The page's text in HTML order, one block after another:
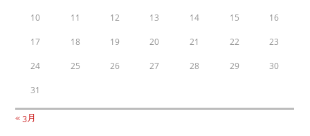
10 11 12 13 14 15 16
17 18 19 20 21 22 23
24 25 26 27 28 29 30
31
« 3月